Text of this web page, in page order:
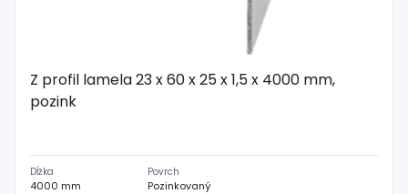
Z profil lamela 23 x 60 x 25 x 1,5 x 4000 mm,
pozink
Dĺžka
4000 mm
Povrch
Pozinkovaný